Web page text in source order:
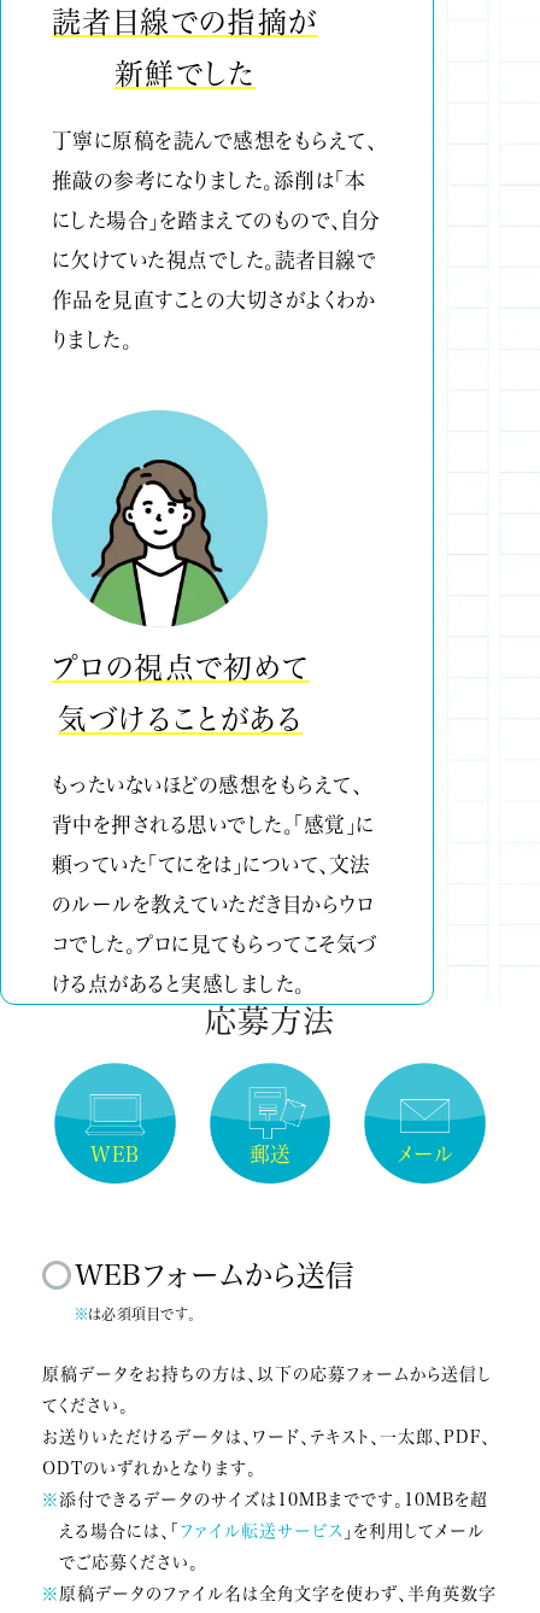
読者目線での指摘が
新鮮でした
丁寧に原稿を読んで感想をもらえて、
推敲の参考になりました。添削は「本
にした場合」を踏まえてのもので、自分
に欠けていた視点でした。読者目線で
作品を見直すことの大切さがよくわか
りました。
プロの視点で初めて
気づけることがある
もったいないほどの感想をもらえて、
背中を押される思いでした。「感覚」に
頼っていた「てにをは」について、文法
のルールを教えていただき目からウロ
コでした。プロに見てもらってこそ気づ
ける点があると実感しました。
応募方法
WEB 郵送 メール
WEBフォームから送信
※は必須項目です。
原稿データをお持ちの方は、以下の応募フォームから送信し
てください。
お送りいただけるデータは、ワード、テキスト、一太郎、PDF、
ODTのいずれかとなります。
※添付できるデータのサイズは10MBまでです。10MBを超
える場合には、「 ファイル転送サービス 」を利用してメール
でご応募ください。
※ 原稿データのファイル名は全角文字を使わず、半角英数字